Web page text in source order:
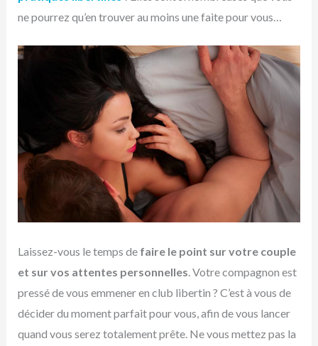
ne pourrez qu’en trouver au moins une faite pour vous…
Laissez-vous le temps de faire le point sur votre couple
et sur vos attentes personnelles . Votre compagnon est
pressé de vous emmener en club libertin ? C’est à vous de
décider du moment parfait pour vous, afin de vous lancer
quand vous serez totalement prête. Ne vous mettez pas la